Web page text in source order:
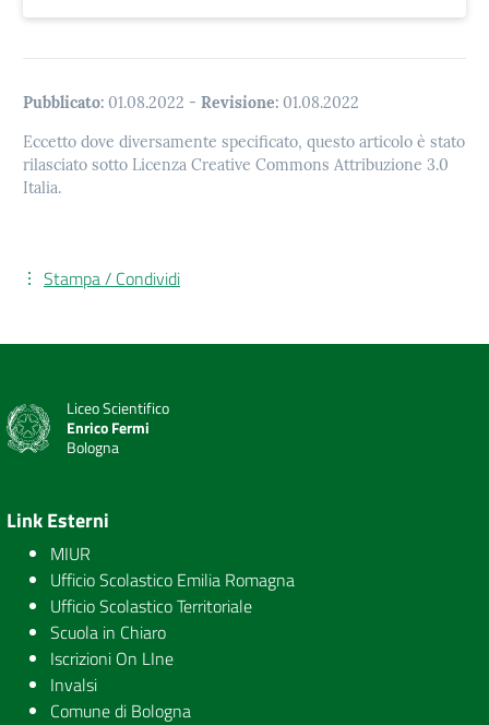
Pubblicato: 01.08.2022 - Revisione: 01.08.2022
Eccetto dove diversamente specificato, questo articolo è stato
rilasciato sotto Licenza Creative Commons Attribuzione 3.0
Italia.
Stampa / Condividi
Liceo Scientifico
Enrico Fermi
Bologna
Link Esterni
MIUR
Ufficio Scolastico Emilia Romagna
Ufficio Scolastico Territoriale
Scuola in Chiaro
Iscrizioni On LIne
Invalsi
Comune di Bologna